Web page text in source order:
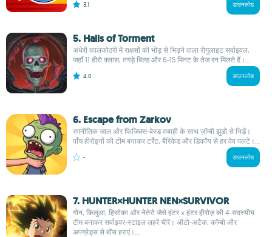
3.1 डाउनलोड
5. Halls of Torment
अंधेरी कालकोठरी में राक्षसों की भीड़ से भिड़ने वाला रोगुलाइट सर्वाइवल,
जहाँ 11 हीरो क्लास, तगड़े बिल्ड और 6-15 मिनट के तेज रन मिलते हैं।...
4.0 डाउनलोड
6. Escape from Zarkov
रणनीतिक जाल और फिजिक्स-बेस्ड तबाही के साथ ज़ॉम्बी झुंडों से भिड़ें।
पाँच हीरोइनों की टीम बनाकर टर्रेट, बैरिकेड और डिकॉय से हर वेव पलटें।...
- डाउनलोड
7. HUNTER×HUNTER NEN×SURVIVOR
गोन, किलुआ, हिसोका और नेतेरो जैसे हंटर x हंटर हीरोज़ की 4-सदस्यीय
टीम बनाकर सर्वाइवर-स्टाइल लहरें चीरें। ऑटो-अटैक, कॉम्बो और
अपग्रेड्स से बॉस हराएं।...